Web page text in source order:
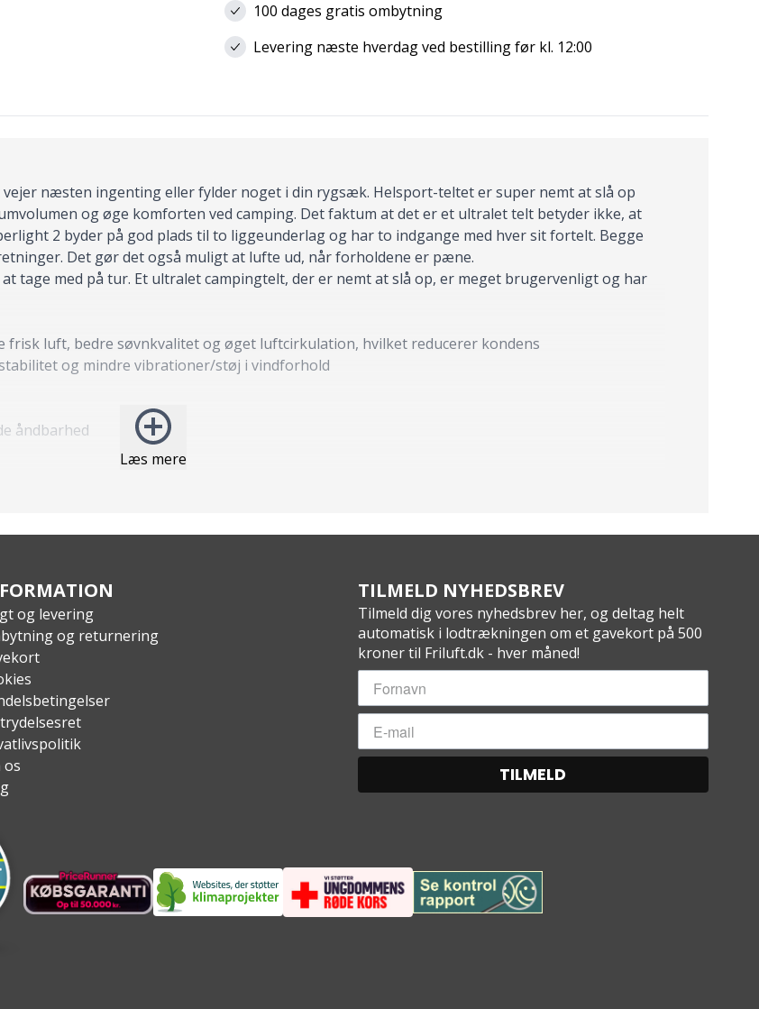
100 dages gratis ombytning
Levering næste hverdag ved bestilling før kl. 12:00
Læs mere
næsten ingenting eller fylder noget i din rygsæk. Helsport-teltet er super nemt at slå op
og øge komforten ved camping. Det faktum at det er et ultralet telt betyder ikke, at
2 byder på god plads til to liggeunderlag og har to indgange med hver sit fortelt. Begge
Det gør det også muligt at lufte ud, når forholdene er pæne.
tage med på tur. Et ultralet campingtelt, der er nemt at slå op, er meget brugervenligt og har
luft, bedre søvnkvalitet og øget luftcirkulation, hvilket reducerer kondens
og mindre vibrationer/støj i vindforhold
åndbarhed
og levering
og returnering
os
TILMELD NYHEDSBREV
Tilmeld dig vores nyhedsbrev her, og deltag helt
automatisk i lodtrækningen om et gavekort på 500
kroner til Friluft.dk - hver måned!
TILMELD